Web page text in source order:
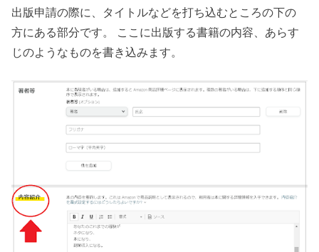
出版申請の際に、タイトルなどを打ち込むところの下の
方にある部分です。 ここに出版する書籍の内容、あらす
じのようなものを書き込みます。